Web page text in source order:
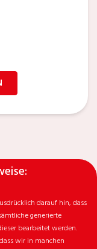
darauf hin, dass
generierte
bearbeitet werden.
wir in manchen